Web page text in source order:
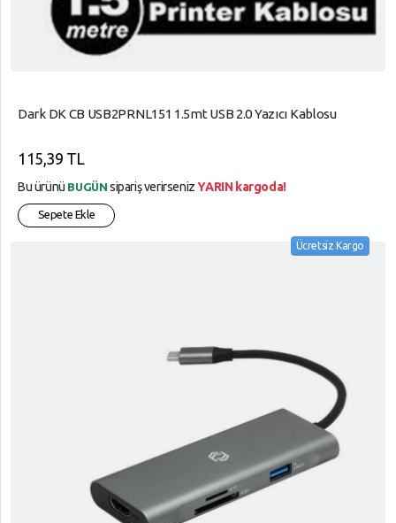
Dark DK CB USB2PRNL151 1.5mt USB 2.0 Yazıcı Kablosu
115,39 TL
Bu ürünü BUGÜN sipariş verirsenizYARIN kargoda!
Sepete Ekle
Ücretsiz Kargo